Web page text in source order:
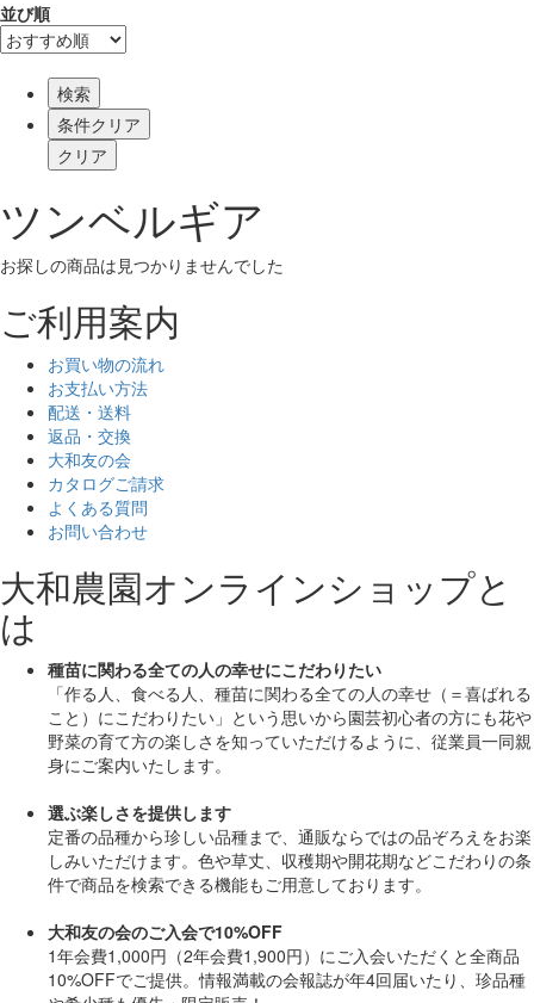
並び順
検索
ツンベルギア
お探しの商品は見つかりませんでした
ご利用案内
お買い物の流れ
お支払い方法
配送・送料
返品・交換
大和友の会
カタログご請求
よくある質問
お問い合わせ
大和農園オンラインショップと
は
種苗に関わる全ての人の幸せにこだわりたい
「作る人、食べる人、種苗に関わる全ての人の幸せ（＝喜ばれる
こと）にこだわりたい」 という思いから園芸初心者の方にも花や
野菜の育て方の楽しさを知っていただけるように、従業員一同親
身にご案内いたします。
選ぶ楽しさを提供します
定番の品種から珍しい品種まで、通販ならではの品ぞろえをお楽
しみいただけます。色や草丈、収穫期や開花期などこだわりの条
件で商品を検索できる機能もご用意しております。
大和友の会のご入会で10%OFF
1年会費1,000円（2年会費1,900円）にご入会いただくと全商品
10%OFFでご提供。情報満載の会報誌が年4回届いたり、珍品種